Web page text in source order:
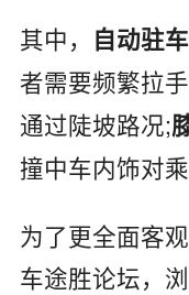
其中， 自动驻车
者需要频繁拉
通过陡坡路况;
撞中车内饰对
为了更全面客
车途胜论坛，